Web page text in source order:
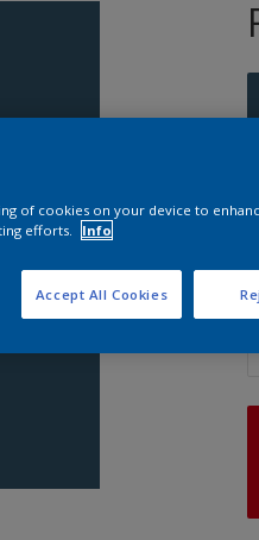
of cookies on your device to
efforts.
Info
Accept All Cookies